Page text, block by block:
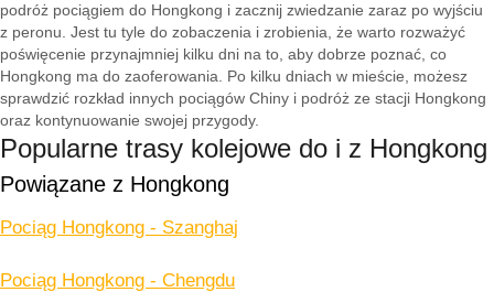
podróż pociągiem do Hongkong i zacznij zwiedzanie zaraz po wyjściu
z peronu. Jest tu tyle do zobaczenia i zrobienia, że warto rozważyć
poświęcenie przynajmniej kilku dni na to, aby dobrze poznać, co
Hongkong ma do zaoferowania. Po kilku dniach w mieście, możesz
sprawdzić rozkład innych pociągów Chiny i podróż ze stacji Hongkong
oraz kontynuowanie swojej przygody.
Popularne trasy kolejowe do i z Hongkong
Powiązane z Hongkong
Pociąg Hongkong - Szanghaj
Pociąg Hongkong - Chengdu